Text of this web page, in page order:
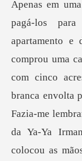
com cinco
branca envolta
Fazia-me
da Ya-